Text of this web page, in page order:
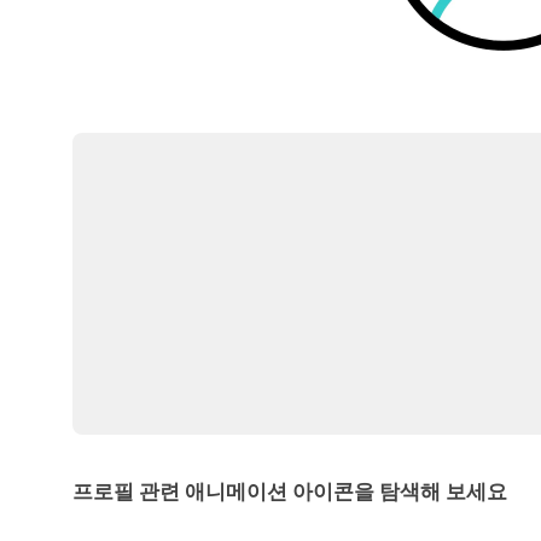
프로필 관련 애니메이션 아이콘을 탐색해 보세요